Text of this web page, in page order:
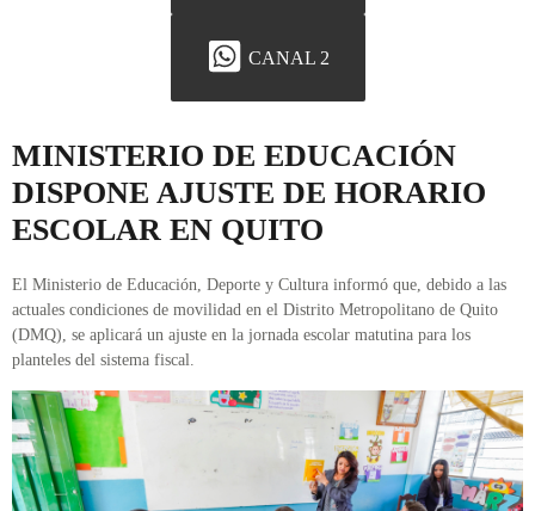
CANAL 2
MINISTERIO DE EDUCACIÓN
DISPONE AJUSTE DE HORARIO
ESCOLAR EN QUITO
El Ministerio de Educación, Deporte y Cultura informó que, debido a las
actuales condiciones de movilidad en el Distrito Metropolitano de Quito
(DMQ), se aplicará un ajuste en la jornada escolar matutina para los
planteles del sistema fiscal.